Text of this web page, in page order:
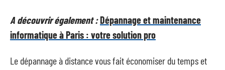
A découvrir également :Dépannage et maintenance
informatique à Paris : votre solution pro
Le dépannage à distance vous fait économiser du temps et